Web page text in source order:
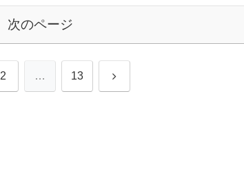
次のページ
2 … 13 次